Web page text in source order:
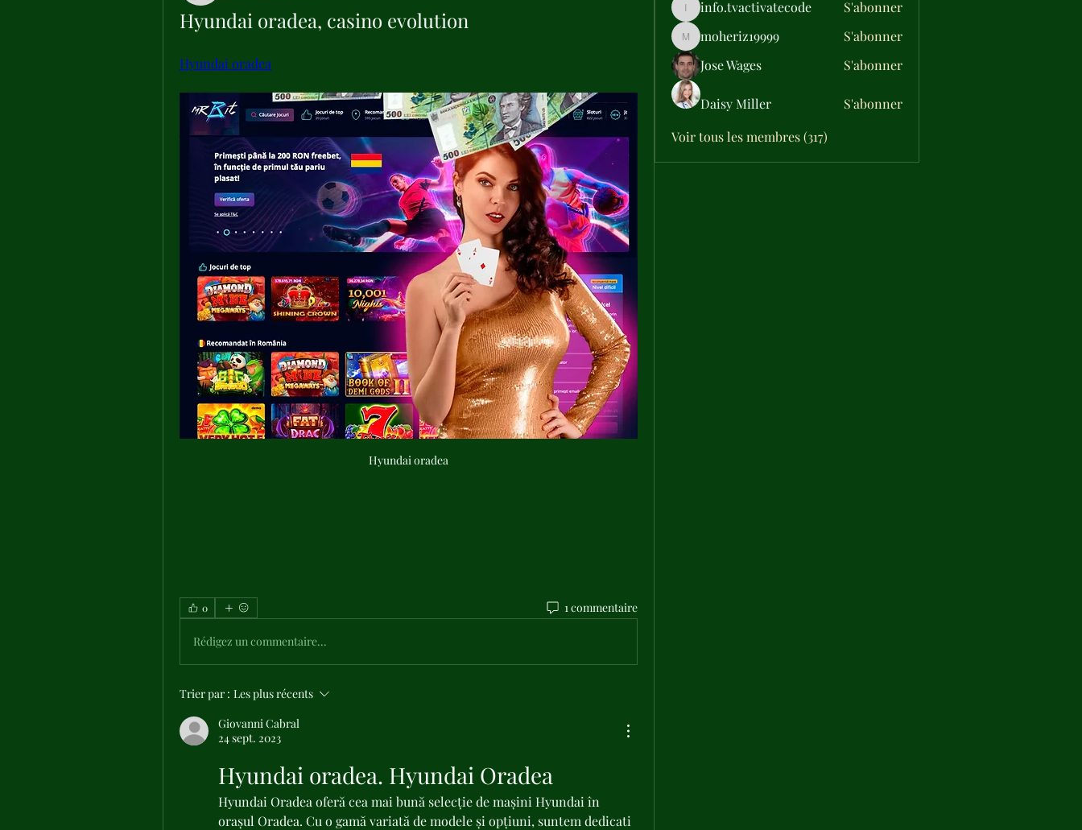
Hyundai oradea, casino evolution
Hyundai oradea
Hyundai oradea
0 1 commentaire
Rédigez un commentaire...
Trier par : Les plus récents
Giovanni Cabral
24 sept. 2023
Hyundai oradea. Hyundai Oradea
Hyundai Oradea oferă cea mai bună selecție de mașini Hyundai în
orașul Oradea. Cu o gamă variată de modele și opțiuni, suntem dedicati
info.tvactivatecode
info.tvactivatecode S'abonner
moheriz19999
moheriz19999
S'abonner
Jose Wages
S'abonner
Daisy Miller
S'abonner
Voir tous les membres (317)